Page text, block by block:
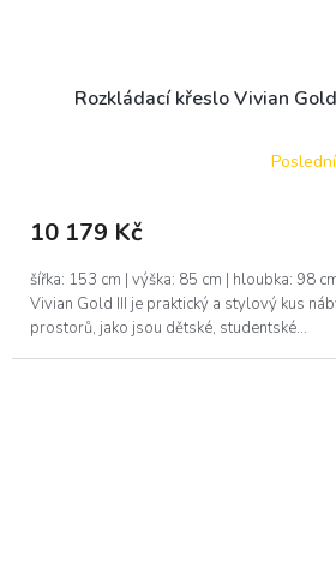
Rozkládací křeslo Vivian
10 179 Kč
šířka: 153 cm | výška: 85 cm | hloubka: 98
Vivian Gold III je praktický a stylový kus
prostorů, jako jsou dětské, studentské...